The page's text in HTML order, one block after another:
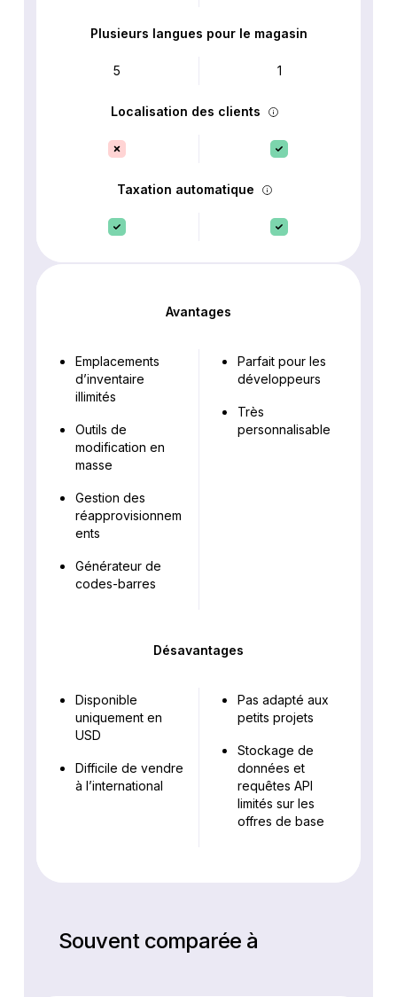
Plusieurs langues pour le magasin
5 1
Localisation des clients
Taxation automatique
Avantages
Emplacements
d’inventaire
illimités
Outils de
modification en
masse
Gestion des
réapprovisionnem
ents
Générateur de
codes-barres
Parfait pour les
développeurs
Très
personnalisable
Désavantages
Disponible
uniquement en
USD
Difficile de vendre
à l’international
Pas adapté aux
petits projets
Stockage de
données et
requêtes API
limités sur les
offres de base
Souvent comparée à